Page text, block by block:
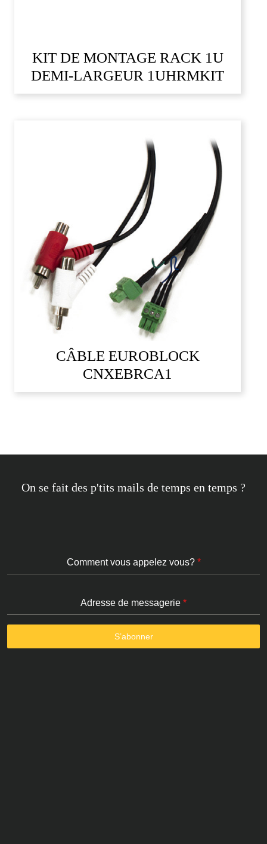
KIT DE MONTAGE RACK 1U
DEMI-LARGEUR 1UHRMKIT
CÂBLE EUROBLOCK
CNXEBRCA1
On se fait des p'tits mails de temps en temps ?
Comment vous appelez vous? *
Adresse de messagerie *
S’abonner